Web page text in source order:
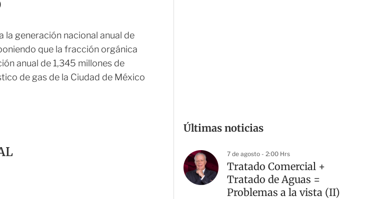
la generación nacional anual de
que la fracción orgánica
anual de 1,345 millones de
de gas de la Ciudad de México
Últimas noticias
7 de agosto - 2:00 Hrs
Tratado Comercial +
Tratado de Aguas =
Problemas a la vista (II)